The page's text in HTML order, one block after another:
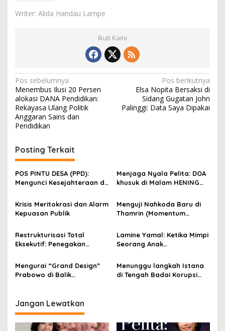
Writer: Alida Handau Lampe
Ikuti Kami
N
a
v
i
a
s
i
o
Pos sebelumnya
​Menembus Ilusi 20 Persen
alokasi DANA Pendidikan:
Rekayasa Ulang Politik
Anggaran Sains dan
Pendidikan
Pos berikutnya
Elsa Nopita Bersaksi di
Sidang Gugatan John
Palinggi: Data Saya Dipakai
Posting Terkait
POS PINTU DESA (PPD):
Mengunci Kesejahteraan di
Koperasi, dan Logistik
Terpadu
Menjaga Nyala Pelita: DOA
khusuk di Malam HENING
Prabowo dan Indonesia
​Krisis Meritokrasi dan Alarm
Kepuasan Publik
​Menguji Nahkoda Baru di
Thamrin (Momentum
Sinergi Kebijakan Moneter-
Fiskal di Era
Prabowonomics
Restrukturisasi Total
Eksekutif: Penegakan
Aksi Konkret dan Terukur
Lamine Yamal: Ketika Mimpi
Seorang Anak
KEMISKINAN
​Mengurai “Grand Design”
Prabowo di Balik
​Menunggu langkah Istana
di Tengah Badai Korupsi
Jangan Lewatkan